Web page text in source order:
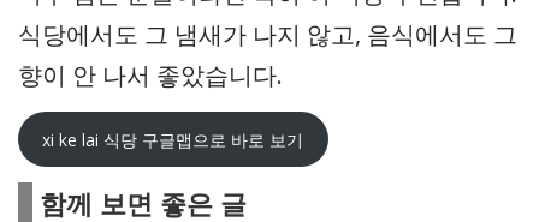
식당에서도 그 냄새가 나지 않고, 음식에서도 그
향이 안 나서 좋았습니다.
xi ke lai 식당 구글맵으로 바로 보기
함께 보면 좋은 글